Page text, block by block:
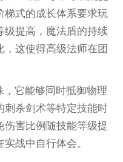
梯式的成长体系要求玩
级提高，魔法盾的持续
这使得高级法师在团
它能够同时抵御物理
刺杀剑术等特定技能时
伤害比例随技能等级提
战中自行体会。